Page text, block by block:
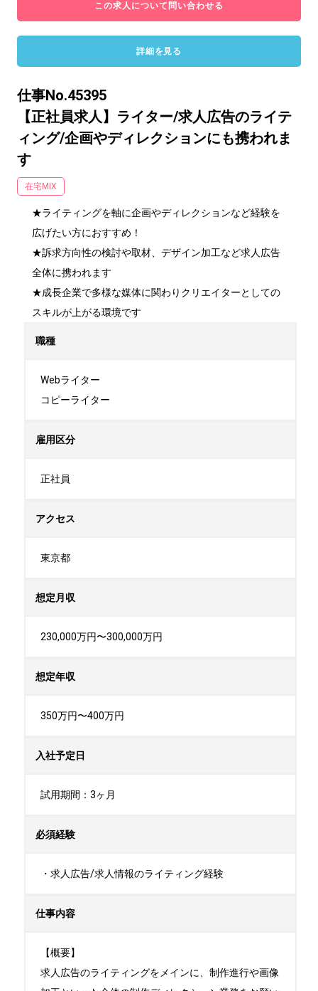
この求人について問い合わせる
詳細を見る
仕事No.45395
【正社員求人】ライター/求人広告のライテ
ィング/企画やディレクションにも携われま
す
在宅MIX
★ライティングを軸に企画やディレクションなど経験を
広げたい方におすすめ！
★訴求方向性の検討や取材、デザイン加工など求人広告
全体に携われます
★成長企業で多様な媒体に関わりクリエイターとしての
スキルが上がる環境です
職種
Webライター
コピーライター
雇用区分
正社員
アクセス
東京都
想定月収
230,000万円〜300,000万円
想定年収
350万円〜400万円
入社予定日
試用期間：3ヶ月
必須経験
・求人広告/求人情報のライティング経験
仕事内容
【概要】
求人広告のライティングをメインに、制作進行や画像